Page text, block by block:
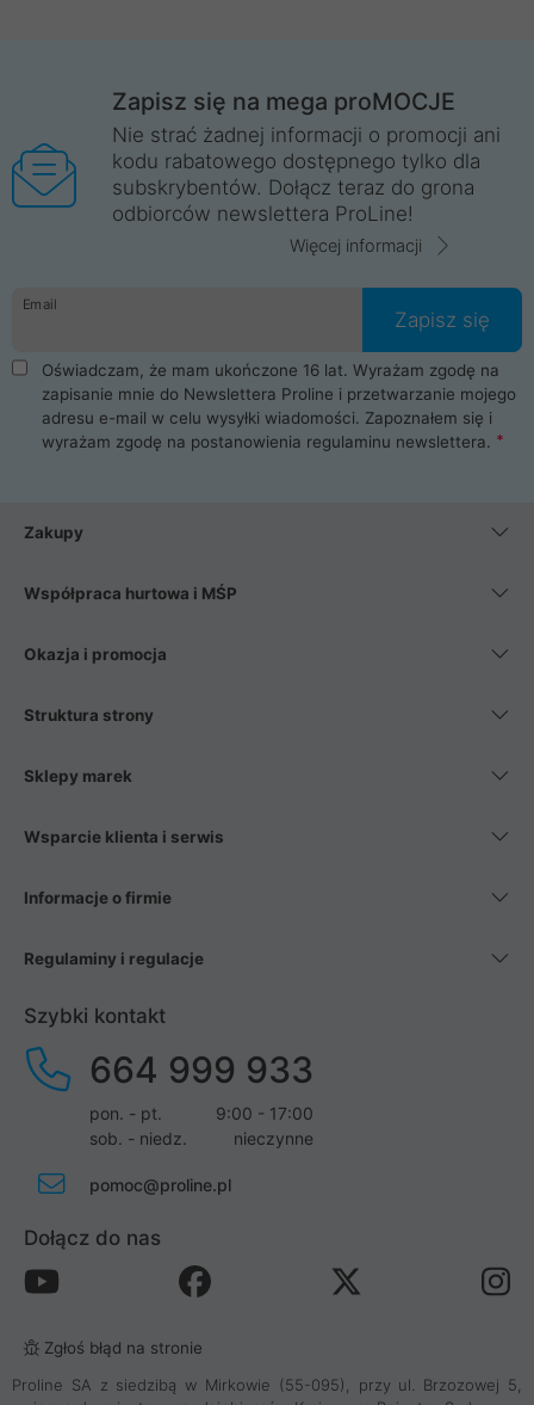
Zapisz się na mega proMOCJE
Nie strać żadnej informacji o promocji ani
kodu rabatowego dostępnego tylko dla
subskrybentów. Dołącz teraz do grona
odbiorców newslettera ProLine!
Więcej informacji
Email
Zapisz się
Oświadczam, że mam ukończone 16 lat. Wyrażam zgodę na
zapisanie mnie do Newslettera Proline i przetwarzanie mojego
adresu e-mail w celu wysyłki wiadomości. Zapoznałem się i
wyrażam zgodę na postanowienia regulaminu newslettera.
Zakupy
Współpraca hurtowa i MŚP
Okazja i promocja
Struktura strony
Sklepy marek
Wsparcie klienta i serwis
Informacje o firmie
Regulaminy i regulacje
Szybki kontakt
664 999 933
pon. - pt.
9:00 - 17:00
sob. - niedz.
nieczynne
pomoc@proline.pl
Dołącz do nas
Zgłoś błąd na stronie
Proline SA z siedzibą w Mirkowie (55-095), przy ul. Brzozowej 5,